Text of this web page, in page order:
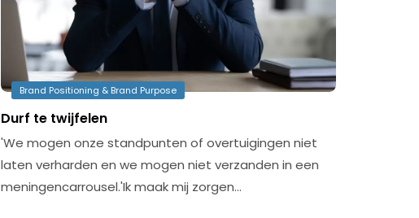
Brand Positioning & Brand Purpose
Durf te twijfelen
'We mogen onze standpunten of overtuigingen niet
laten verharden en we mogen niet verzanden in een
meningencarrousel.'Ik maak mij zorgen…